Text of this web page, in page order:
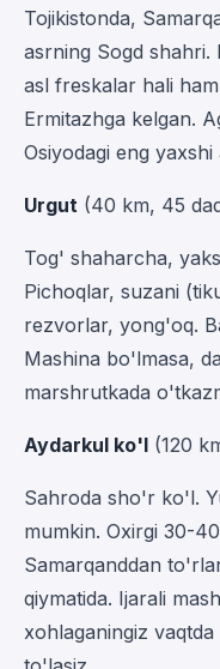
Tojikistonda,
asrning Sogd
asl freskalar hali
Ermitazhga kelgan.
Osiyodagi eng
Urgut (40 km, 45
Tog' shaharcha,
Pichoqlar, suzani
rezvorlar, yong'oq.
Mashina bo'lmasa,
marshrutkada
Aydarkul ko'l (120
Sahroda sho'r ko'l.
mumkin. Oxirgi 30-
Samarqanddan
qiymatida. Ijarali
xohlaganingiz